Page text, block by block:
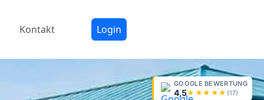
Kontakt Login
GOOGLE BEWERTUNG
4,5★★★★★ (17)